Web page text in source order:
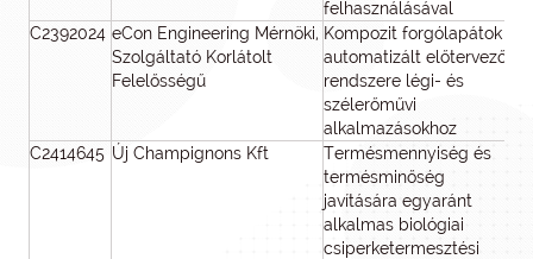
felhasználásával
C2392024 eCon Engineering Mérnöki,
Szolgáltató Korlátolt
Felelősségű
Kompozit forgólapátok
automatizált előtervező
rendszere légi- és
szélerőművi
alkalmazásokhoz
C2414645 Új Champignons Kft
Termésmennyiség és
termésminőség
javítására egyaránt
alkalmas biológiai
csiperketermesztési